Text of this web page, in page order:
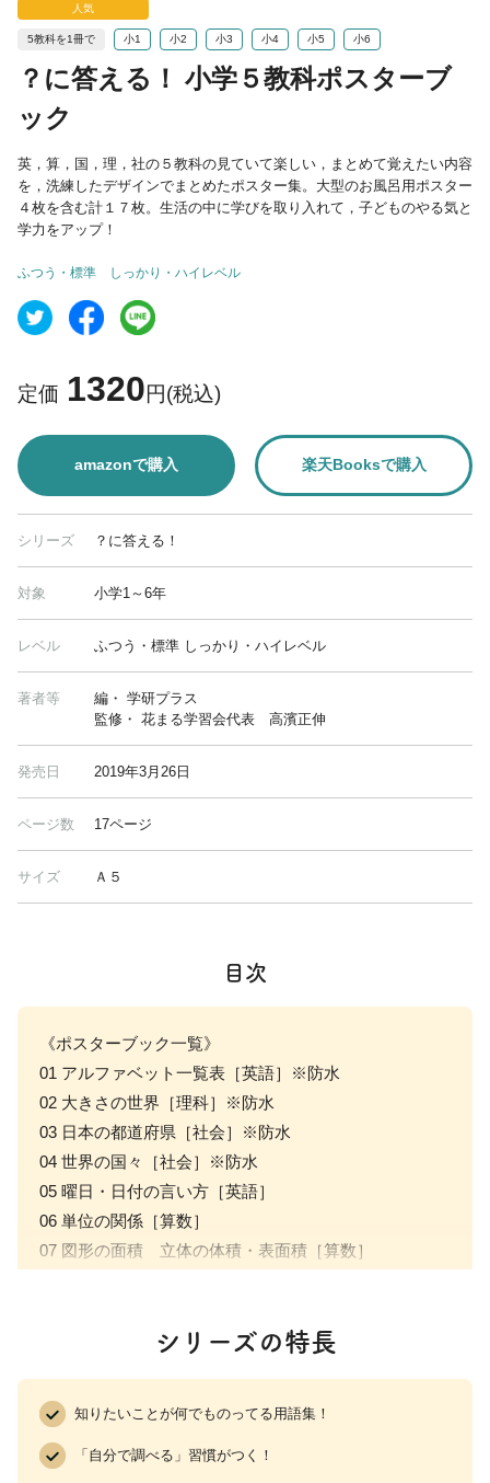
人気
5教科を1冊で 小1 小2 小3 小4 小5 小6
？に答える！ 小学５教科ポスターブ
ック
英，算，国，理，社の５教科の見ていて楽しい，まとめて覚えたい内容
を，洗練したデザインでまとめたポスター集。大型のお風呂用ポスター
４枚を含む計１７枚。生活の中に学びを取り入れて，子どものやる気と
学力をアップ！
ふつう・標準 しっかり・ハイレベル
定価 1320円(税込)
amazonで購入 楽天Booksで購入
シリーズ ？に答える！
対象 小学1～6年
レベル ふつう・標準 しっかり・ハイレベル
著者等
編・ 学研プラス
監修・ 花まる学習会代表 高濱正伸
発売日 2019年3月26日
ページ数 17ページ
サイズ Ａ５
目次
《ポスターブック一覧》
01 アルファベット一覧表［英語］※防水
02 大きさの世界［理科］※防水
03 日本の都道府県［社会］※防水
04 世界の国々［社会］※防水
05 曜日・日付の言い方［英語］
06 単位の関係［算数］
07 図形の面積 立体の体積・表面積［算数］
10 生き物と季節［理科］
12 雲のなかま［理科］
13 体のはたらき［理科］
14 日本の地形と気候［社会］
シリーズの特長
知りたいことが何でものってる用語集！
「自分で調べる」習慣がつく！